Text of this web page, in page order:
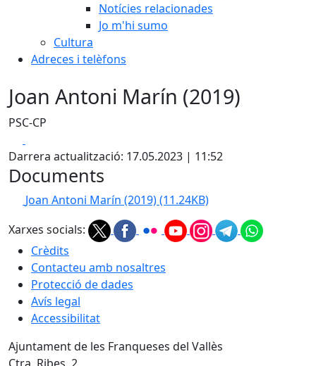
Notícies relacionades
Jo m'hi sumo
Cultura
Adreces i telèfons
Joan Antoni Marín (2019)
PSC-CP
Darrera actualització: 17.05.2023 | 11:52
Documents
Joan Antoni Marín (2019)(11.24KB)
Xarxes socials:
Crèdits
Contacteu amb nosaltres
Protecció de dades
Avís legal
Accessibilitat
Ajuntament de les Franqueses del Vallès